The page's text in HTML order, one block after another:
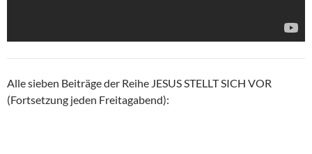
Alle sieben Beiträge der Reihe JESUS STELLT SICH VOR
(Fortsetzung jeden Freitagabend):